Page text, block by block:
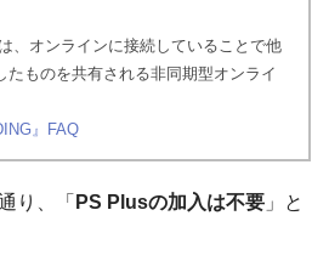
、オンラインに接続していることで他
たものを共有される非同期型オンライ
』FAQ
り、「 PS Plusの加入は不要 」と